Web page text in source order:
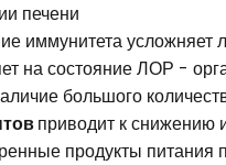
печени
иммунитета
на состояние ЛОР -
большого
приводит к снижению
продукты питания